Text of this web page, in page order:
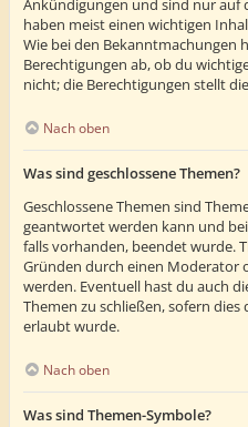
Ankündigungen und sind nur auf
haben meist einen wichtigen
Wie bei den Bekanntmachungen
Berechtigungen ab, ob du
nicht; die Berechtigungen stellt
Nach oben
Was sind geschlossene Themen?
Geschlossene Themen sind
geantwortet werden kann und
falls vorhanden, beendet wurde.
Gründen durch einen Moderator
werden. Eventuell hast du auch
Themen zu schließen, sofern
erlaubt wurde.
Nach oben
Was sind Themen-Symbole?